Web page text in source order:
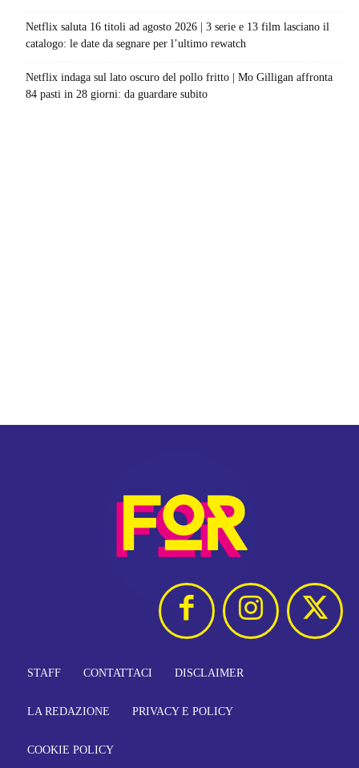
Netflix saluta 16 titoli ad agosto 2026 | 3 serie e 13 film lasciano il
catalogo: le date da segnare per l’ultimo rewatch
Netflix indaga sul lato oscuro del pollo fritto | Mo Gilligan affronta
84 pasti in 28 giorni: da guardare subito
STAFF CONTATTACI DISCLAIMER
LA REDAZIONE PRIVACY E POLICY
COOKIE POLICY